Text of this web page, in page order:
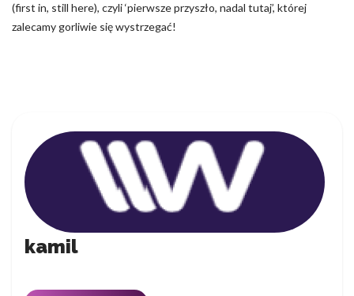
(first in, still here), czyli ‘pierwsze przyszło, nadal tutaj’, której
zalecamy gorliwie się wystrzegać!
kamil